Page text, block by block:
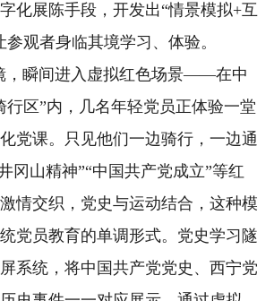
化展陈手段，开发出“情景模拟+互
观者身临其境学习、体验。
瞬间进入虚拟红色场景——在中
行区”内，几名年轻党员正体验一堂
党课。只见他们一边骑行，一边通
冈山精神”“中国共产党成立”等红
情交织，党史与运动结合，这种模
党员教育的单调形式。党史学习隧
系统，将中国共产党党史、西宁党